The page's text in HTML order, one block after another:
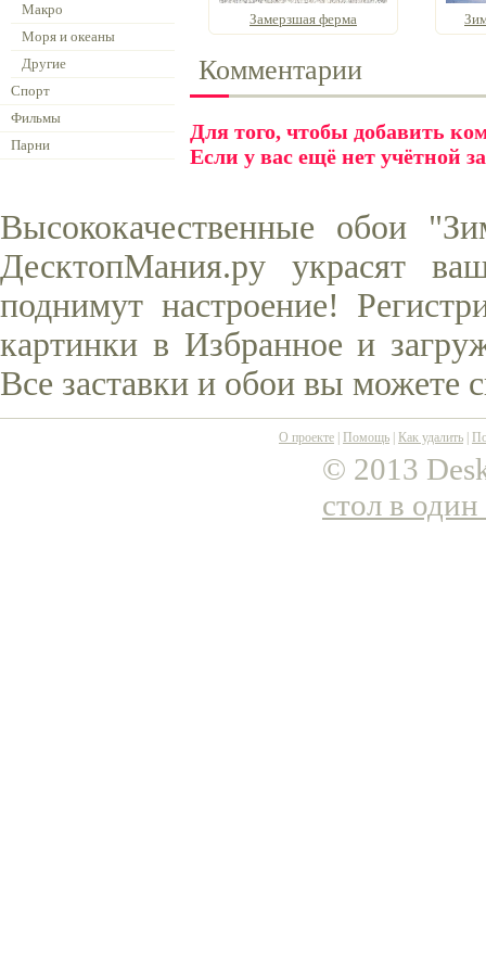
Макро
Моря и океаны
Другие
Спорт
Фильмы
Парни
Замерзшая ферма
Комментарии
Для того, чтобы добавить
Если у вас ещё нет учётной
Высококачественные обои
ДесктопМания.ру украсят
поднимут настроение!
картинки в Избранное и
Все заставки и обои вы можете
О проекте Помощь Как удалить
© 2013
стол в